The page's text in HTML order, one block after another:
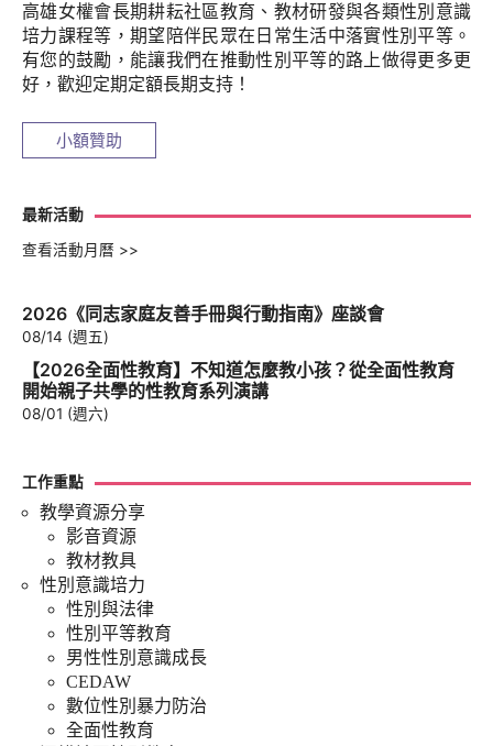
高雄女權會長期耕耘社區教育、教材研發與各類性別意識
培力課程等，期望陪伴民眾在日常生活中落實性別平等。
有您的鼓勵，能讓我們在推動性別平等的路上做得更多更
好，歡迎定期定額長期支持！
小額贊助
最新活動
查看活動月曆 >>
2026《同志家庭友善手冊與行動指南》座談會
08/14 (週五)
【2026全面性教育】不知道怎麼教小孩？從全面性教育
開始親子共學的性教育系列演講
08/01 (週六)
工作重點
教學資源分享
影音資源
教材教具
性別意識培力
性別與法律
性別平等教育
男性性別意識成長
CEDAW
數位性別暴力防治
全面性教育